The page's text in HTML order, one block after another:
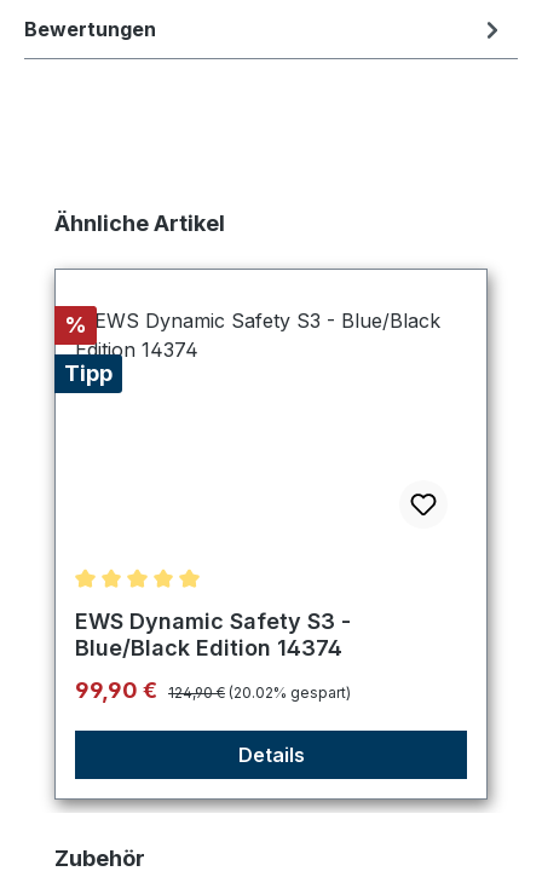
Bewertungen
Produktgalerie überspringen
Ähnliche Artikel
Rabatt
%
Tipp
Durchschnittliche Bewertung von 5 von 5 Sternen
EWS Dynamic Safety S3 -
Blue/Black Edition 14374
Verkaufspreis:
99,90 € Regulärer Preis:
124,90 € (20.02% gespart)
Details
Produktgalerie überspringen
Zubehör